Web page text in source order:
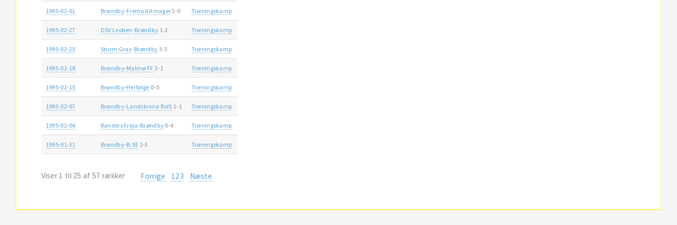
1995-03-01 Brøndby-Fremad Amager3-0 Træningskamp
1995-02-27 DSV Leoben-Brøndby 1-2 Træningskamp
1995-02-25 Sturm Graz-Brøndby 3-3 Træningskamp
1995-02-18 Brøndby-Malmø FF 2-1 Træningskamp
1995-02-15 Brøndby-Herfølge 0-0 Træningskamp
1995-02-07 Brøndby-Landskrona BoIS 1-1 Træningskamp
1995-02-04 Randers Freja-Brøndby 0-4 Træningskamp
1995-01-31 Brøndby-B.93 1-3 Træningskamp
Viser 1 til 25 af 57 rækker Forrige 123 Næste